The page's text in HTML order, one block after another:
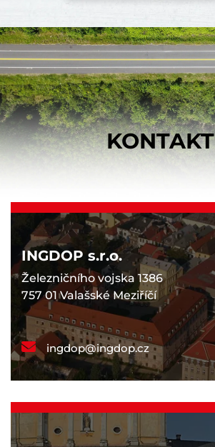
KONTAKT
INGDOP s.r.o.
Železničního vojska 1386
757 01 Valašské Meziříčí
ingdop@ingdop.cz